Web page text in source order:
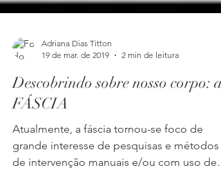
Adriana Dias Titton
19 de mar. de 2019
2 min de leitura
Descobrindo sobre nosso corpo: a
FÁSCIA
Atualmente, a fáscia tornou-se foco de